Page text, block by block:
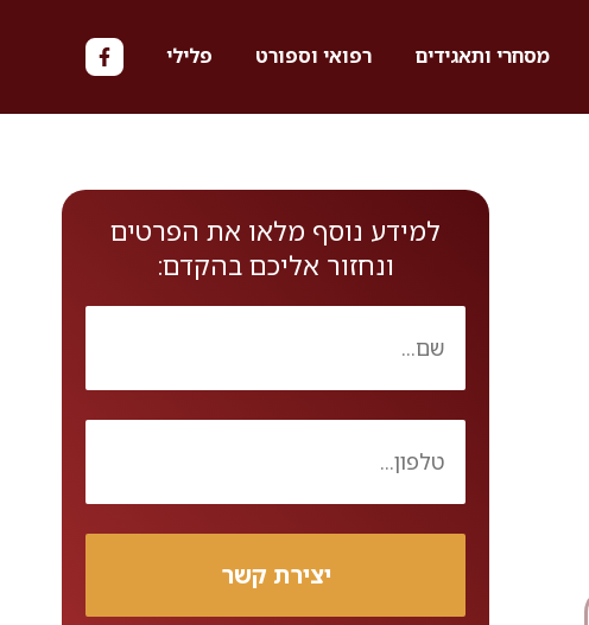
מסחרי ותאגידים רפואי וספורט פלילי
למידע נוסף מלאו את הפרטים
ונחזור אליכם בהקדם: